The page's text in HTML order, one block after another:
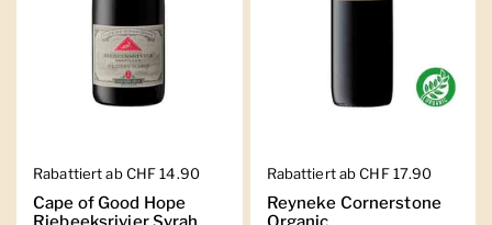
Regulärer Preis
Rabattiert ab CHF 14.90
Cape of Good Hope
Regulärer Preis
Rabattiert ab CHF 17.90
Reyneke Cornerstone